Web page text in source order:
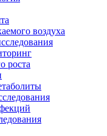
воздуха
роста